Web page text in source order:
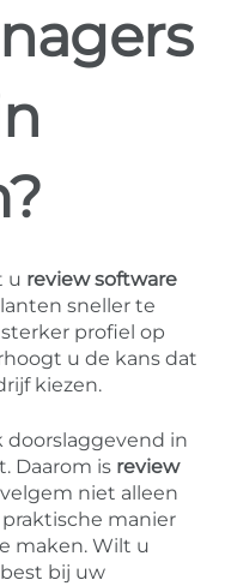
u review software
sneller te
profiel op
u de kans dat
kiezen.
doorslaggevend in
Daarom is review
niet alleen
manier
maken. Wilt u
bij uw